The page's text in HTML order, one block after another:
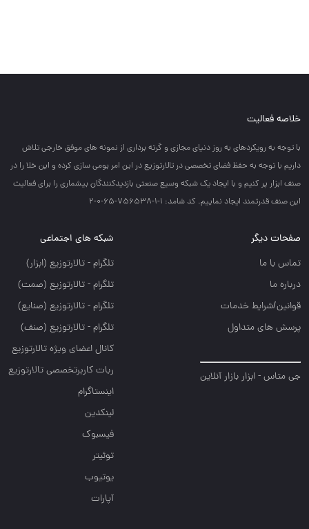
خلاصه فعالیت
با توجه به رويكردهاي به روز دنياي مجازي و گرته برداري از نمونه هاي موفق خارجي تلاش
داريم با توجه به حفظ فضاي تخصصي در تالارتوزيع در اين امر بومي سازي كرده و اين خلا را در
صنف ابزار پر كنيم و با ايجاد يك شبكه وسيع صنعتي بازديدكنندگان بيشماري را براي فعاليت
اين صنف قدرتمند ايجاد نماييم. کد شامد: 1-1-756538-65-0-2
صفحات دیگر
تماس با ما
درباره ما
قوانین/شرایط خدمات
پرسش های متداول
جی متاس - ابزار بازار آنلاین
شبکه های اجتماعی
تلگرام - تالارتوزيع (ابزار)
تلگرام - تالارتوزيع (صمت)
تلگرام - تالارتوزيع (صنايع)
تلگرام - تالارتوزیع (صنف)
کانال اعضای ویژه تالارتوزیع
ربات کاربرتخصصی تالارتوزیع
اینستاگرام
لینکدین
فیسبوک
توئیتر
یوتیوب
آپارات